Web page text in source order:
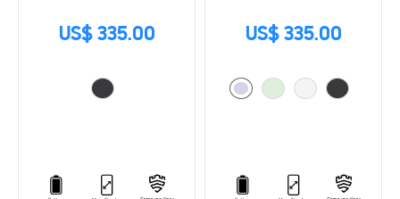
US$ 335.00 US$ 335.00